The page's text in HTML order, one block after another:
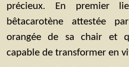
précieux. En premier
bêtacarotène attestée
orangée de sa chair et
capable de transformer en